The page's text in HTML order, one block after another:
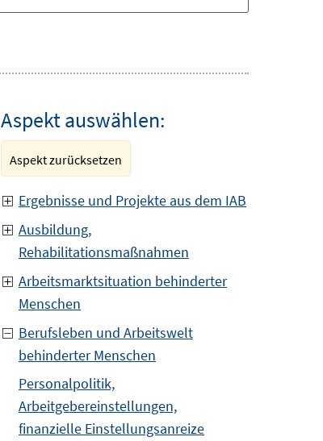
Aspekt auswählen:
Aspekt zurücksetzen
Ergebnisse und Projekte aus dem IAB
Ausbildung,
Rehabilitationsmaßnahmen
Arbeitsmarktsituation behinderter
Menschen
Berufsleben und Arbeitswelt
behinderter Menschen
Personalpolitik,
Arbeitgebereinstellungen,
finanzielle Einstellungsanreize